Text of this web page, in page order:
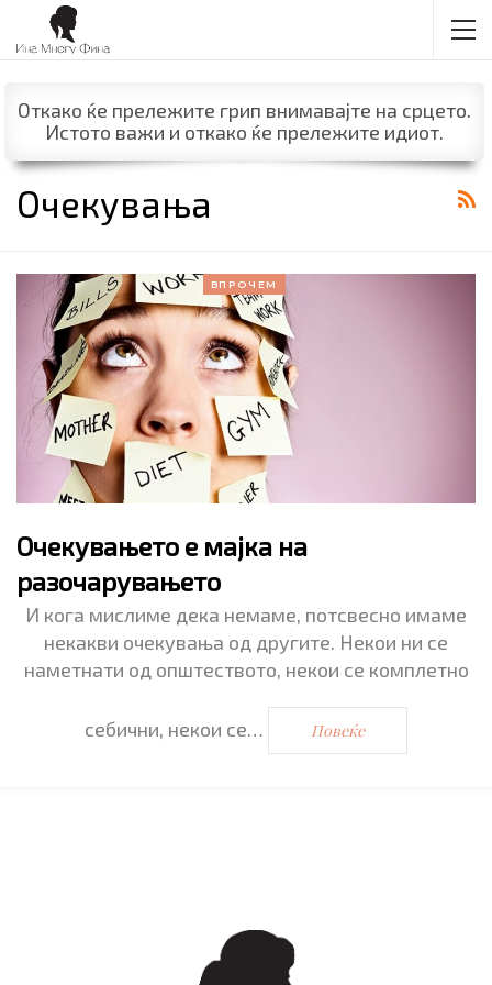
Откако ќе прележите грип внимавајте на срцето.
Истото важи и откако ќе прележите идиот.
Очекувања
ВПРОЧЕМ
Очекувањето е мајка на
разочарувањето
И кога мислиме дека немаме, потсвесно имаме
некакви очекувања од другите. Некои ни се
наметнати од општеството, некои се комплетно
себични, некои се… Повеќе